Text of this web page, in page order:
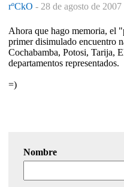
rºCkO - 28 de agosto de
Ahora que hago memoria, el
primer disimulado encuentro
Cochabamba, Potosi, Tarija,
departamentos representados.
=)
Nombre